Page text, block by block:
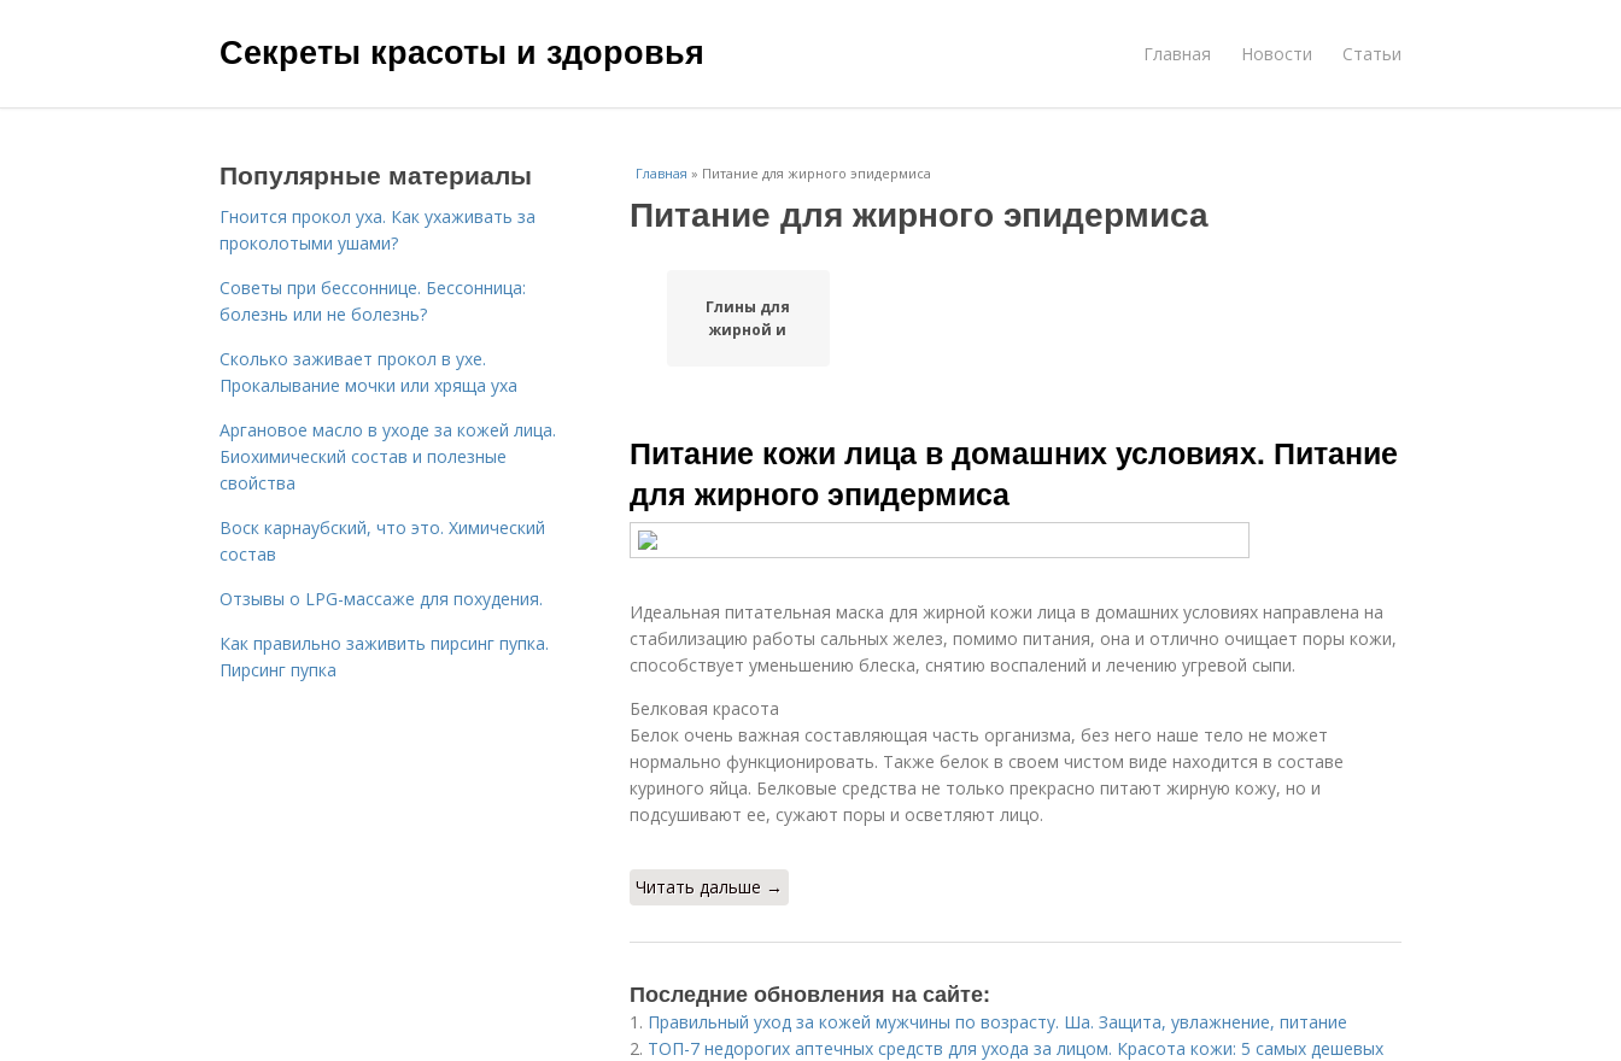
Секреты красоты и здоровья Главная Новости Статьи
Главная » Питание для жирного эпидермиса
Питание для жирного эпидермиса
Глины для
жирной и
Питание кожи лица в домашних условиях. Питание
для жирного эпидермиса
Идеальная питательная маска для жирной кожи лица в домашних условиях направлена на
стабилизацию работы сальных желез, помимо питания, она и отлично очищает поры кожи,
способствует уменьшению блеска, снятию воспалений и лечению угревой сыпи.
Белковая красота
Белок очень важная составляющая часть организма, без него наше тело не может
нормально функционировать. Также белок в своем чистом виде находится в составе
куриного яйца. Белковые средства не только прекрасно питают жирную кожу, но и
подсушивают ее, сужают поры и осветляют лицо.
Читать дальше →
Последние обновления на сайте:
1. Правильный уход за кожей мужчины по возрасту. Ша. Защита, увлажнение, питание
2. ТОП-7 недорогих аптечных средств для ухода за лицом. Красота кожи: 5 самых дешевых
Популярные материалы
Гноится прокол уха. Как ухаживать за
проколотыми ушами?
Советы при бессоннице. Бессонница:
болезнь или не болезнь?
Сколько заживает прокол в ухе.
Прокалывание мочки или хряща уха
Аргановое масло в уходе за кожей лица.
Биохимический состав и полезные
свойства
Воск карнаубский, что это. Химический
состав
Отзывы о LPG-массаже для похудения.
Как правильно заживить пирсинг пупка.
Пирсинг пупка